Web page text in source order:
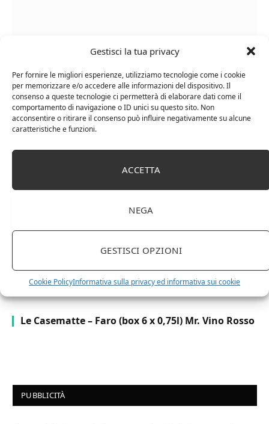
Gestisci la tua privacy
Per fornire le migliori esperienze, utilizziamo tecnologie come i cookie
per memorizzare e/o accedere alle informazioni del dispositivo. Il
consenso a queste tecnologie ci permetterà di elaborare dati come il
comportamento di navigazione o ID unici su questo sito. Non
acconsentire o ritirare il consenso può influire negativamente su alcune
caratteristiche e funzioni.
ACCETTA
NEGA
GESTISCI OPZIONI
Cookie PolicyInformativa sulla privacy ed informativa sui cookie
(box 3 x 0,75l) Mr. Vino bianco
Le Casematte – Faro (box 6 x 0,75l) Mr. Vino Rosso
PUBBLICITÀ